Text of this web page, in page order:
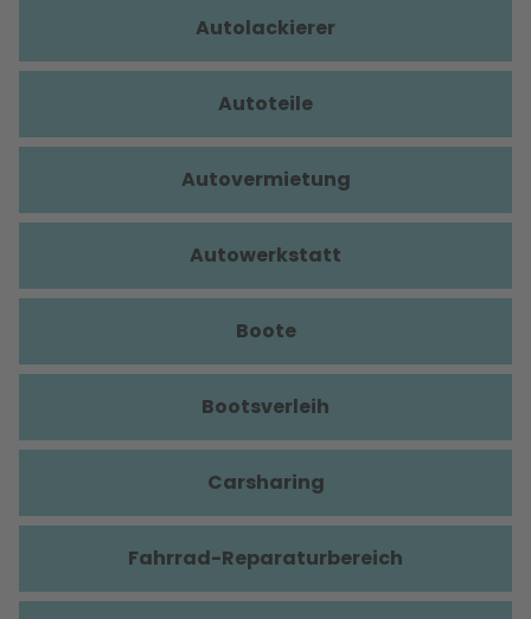
Autolackierer
Autoteile
Autovermietung
Autowerkstatt
Boote
Bootsverleih
Carsharing
Fahrrad-Reparaturbereich